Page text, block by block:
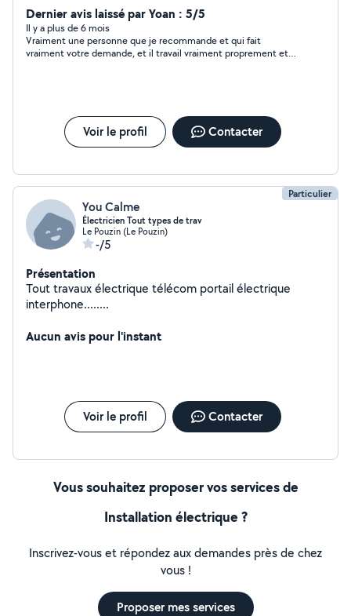
Dernier avis laissé par Yoan : 5/5
Il y a plus de 6 mois
Vraiment une personne que je recommande et qui fait
vraiment votre demande, et il travail vraiment proprement et
Voir le profil Contacter
Particulier
You Calme
Électricien Tout types de trav
Le Pouzin (Le Pouzin)
-/5
Présentation
Tout travaux électrique télécom portail électrique
interphone........
Aucun avis pour l'instant
Voir le profil Contacter
Vous souhaitez proposer vos services de
Installation électrique ?
Inscrivez-vous et répondez aux demandes près de chez
vous !
Proposer mes services